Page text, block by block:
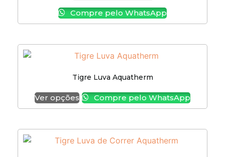
Compre pelo WhatsApp
Tigre Luva Aquatherm
Ver opções Compre pelo WhatsApp